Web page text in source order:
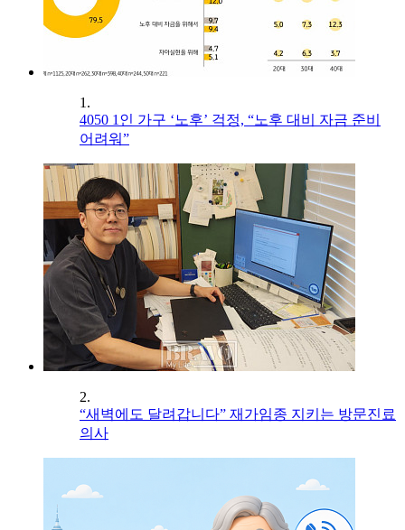
1.
4050 1인 가구 ‘노후’ 걱정, “노후 대비 자금 준비
어려워”
2.
“새벽에도 달려갑니다” 재가임종 지키는 방문진료
의사